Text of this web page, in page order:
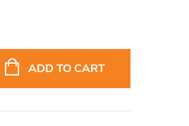
ADD TO CART